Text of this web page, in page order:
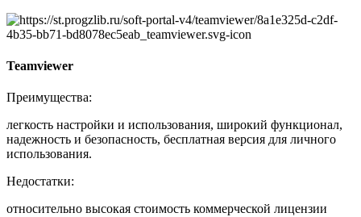
Teamviewer
Преимущества:
легкость настройки и использования, широкий функционал,
надежность и безопасность, бесплатная версия для личного
использования.
Недостатки:
относительно высокая стоимость коммерческой лицензии